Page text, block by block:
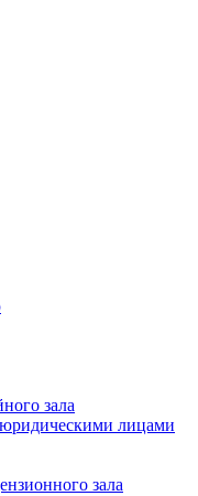
зала
лицами
зала